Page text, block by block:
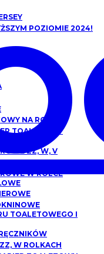
POZIOMIE 2024!
NA ROLCE
TOALETOWY
ZZ, W, V
W ROLCE
TOALETOWEGO I
W ROLKACH